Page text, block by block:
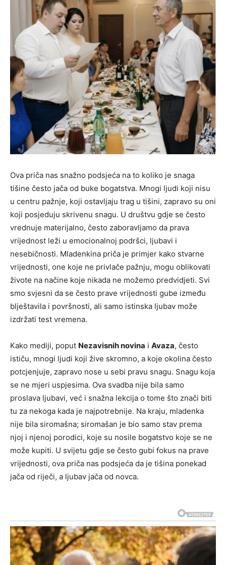
Ova priča nas snažno podsjeća na to koliko je snaga
tišine često jača od buke bogatstva. Mnogi ljudi koji nisu
u centru pažnje, koji ostavljaju trag u tišini, zapravo su oni
koji posjeduju skrivenu snagu. U društvu gdje se često
vrednuje materijalno, često zaboravljamo da prava
vrijednost leži u emocionalnoj podršci, ljubavi i
nesebičnosti. Mladenkina priča je primjer kako stvarne
vrijednosti, one koje ne privlače pažnju, mogu oblikovati
živote na načine koje nikada ne možemo predvidjeti. Svi
smo svjesni da se često prave vrijednosti gube između
blještavila i površnosti, ali samo istinska ljubav može
izdržati test vremena.
Kako mediji, poput Nezavisnih novina i Avaza, često
ističu, mnogi ljudi koji žive skromno, a koje okolina često
potcjenjuje, zapravo nose u sebi pravu snagu. Snagu koja
se ne mjeri uspjesima. Ova svadba nije bila samo
proslava ljubavi, već i snažna lekcija o tome što znači biti
tu za nekoga kada je najpotrebnije. Na kraju, mladenka
nije bila siromašna; siromašan je bio samo stav prema
njoj i njenoj porodici, koje su nosile bogatstvo koje se ne
može kupiti. U svijetu gdje se često gubi fokus na prave
vrijednosti, ova priča nas podsjeća da je tišina ponekad
jača od riječi, a ljubav jača od novca.